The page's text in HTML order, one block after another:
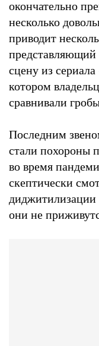
окончательно
несколько
приводит
представляющий
сцену из
котором
сравнивали
Последним
стали похороны
во время
скептически
диджитилизации
они не